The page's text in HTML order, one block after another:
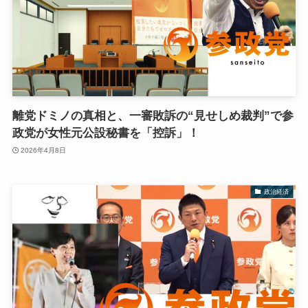
離党ドミノの真相と、一審敗訴の“見せしめ裁判”で参
政党が女性元公設秘書を「控訴」！
2026年4月8日
政治経済